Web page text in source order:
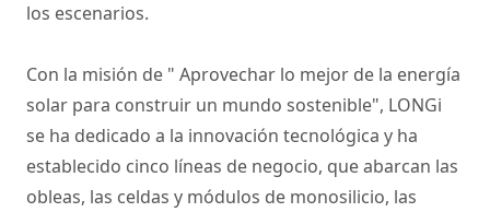
los escenarios.
Con la misión de " Aprovechar lo mejor de la energía
solar para construir un mundo sostenible", LONGi
se ha dedicado a la innovación tecnológica y ha
establecido cinco líneas de negocio, que abarcan las
obleas, las celdas y módulos de monosilicio, las